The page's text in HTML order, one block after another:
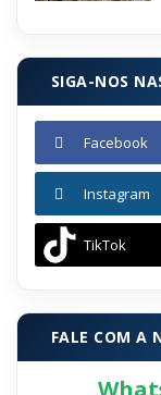
SIGA-NOS
Facebook
Instagram
TikTok
FALE COM A